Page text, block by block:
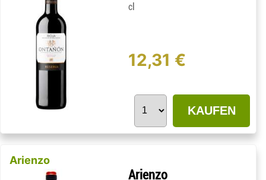
cl
12,31 €
KAUFEN
Arienzo
Arienzo